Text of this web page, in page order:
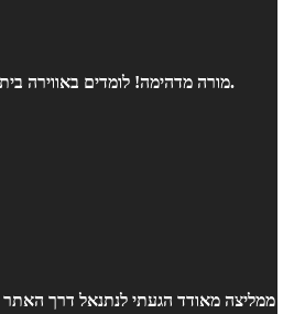
מורה מדהימה! לומדים באווירה ביתית, נעימה ומעוררת השראה.
ממליצה מאודד הגעתי לנתנאל דרך האתר